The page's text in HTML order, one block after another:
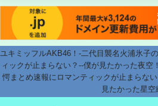
ユキミッフルAKB46！-二代目襲名火浦氷子
ィックが止まらない？--僕が見たかった夜空
愕まとめ速報にロマンティックが止まらな
見たかった星空